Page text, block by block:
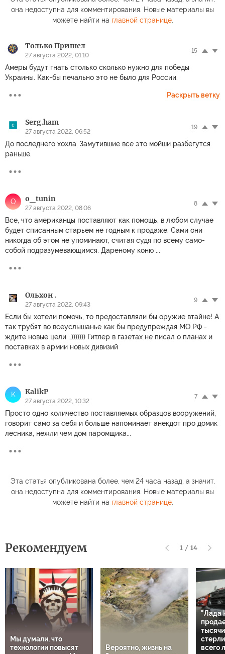
она недоступна для комментирования. Новые материалы вы
можете найти на главной странице.
Только Пришел
27 августа 2022, 01:10
-15
Амеры будут гнать столько сколько нужно для победы
Украины. Как-бы печально это не было для России.
Раскрыть ветку
Serg.ham
27 августа 2022, 06:52
19
До последнего хохла. Замутившие все это мойши разбегутся
раньше.
O o_tunin
27 августа 2022, 08:06
8
Все, что американцы поставляют как помощь, в любом случае
будет списанным старьем не годным к продаже. Сами они
никогда об этом не упоминают, считая судя по всему само-
собой подразумевающимся. Дареному коню ...
Ольхон .
27 августа 2022, 09:43
9
Если бы хотели помочь, то предоставляли бы оружие втайне! А
так трубят во всеуслышанье как бы предупреждая МО РФ -
ждите новые цели….))))))) Гитлер в газетах не писал о планах и
поставках в армии новых дивизий
K KalikP
27 августа 2022, 10:32
7
Просто одно количество поставляемых образцов вооружений,
говорит само за себя и больше напоминает анекдот про домик
лесника, нежли чем дом паромщика...
Эта статья опубликована более, чем 24 часа назад, а значит,
она недоступна для комментирования. Новые материалы вы
можете найти на главной странице.
Рекомендуем 1 / 14
Мы думали, что
технологии повысят
Вероятно, жизнь на
"Лада
всего